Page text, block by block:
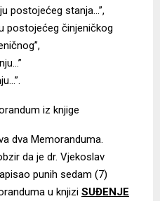
postojećeg stanja…”,
postojećeg činjeničkog
iz knjige
dva Memoranduma.
da je dr. Vjekoslav
punih sedam (7)
u knjizi SUĐENJE